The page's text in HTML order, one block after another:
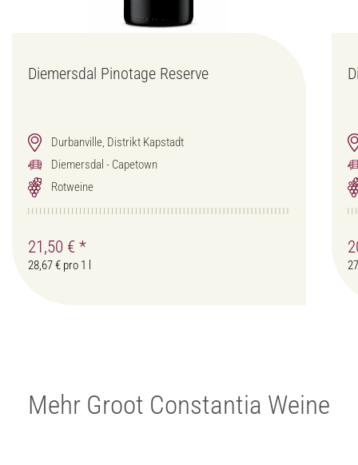
Diemersdal Pinotage Reserve
Durbanville, Distrikt Kapstadt
Diemersdal - Capetown
Rotweine
21,50 € *
28,67 € pro 1 l
Mehr Groot Constantia Weine